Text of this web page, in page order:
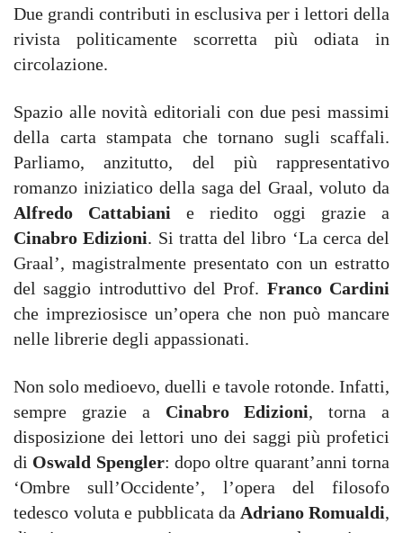
Due grandi contributi in esclusiva per i lettori della
rivista politicamente scorretta più odiata in
circolazione.
Spazio alle novità editoriali con due pesi massimi
della carta stampata che tornano sugli scaffali.
Parliamo, anzitutto, del più rappresentativo
romanzo iniziatico della saga del Graal, voluto da
Alfredo Cattabiani e riedito oggi grazie a
Cinabro Edizioni. Si tratta del libro ‘La cerca del
Graal’, magistralmente presentato con un estratto
del saggio introduttivo del Prof. Franco Cardini
che impreziosisce un’opera che non può mancare
nelle librerie degli appassionati.
Non solo medioevo, duelli e tavole rotonde. Infatti,
sempre grazie a Cinabro Edizioni, torna a
disposizione dei lettori uno dei saggi più profetici
di Oswald Spengler: dopo oltre quarant’anni torna
‘Ombre sull’Occidente’, l’opera del filosofo
tedesco voluta e pubblicata da Adriano Romualdi,